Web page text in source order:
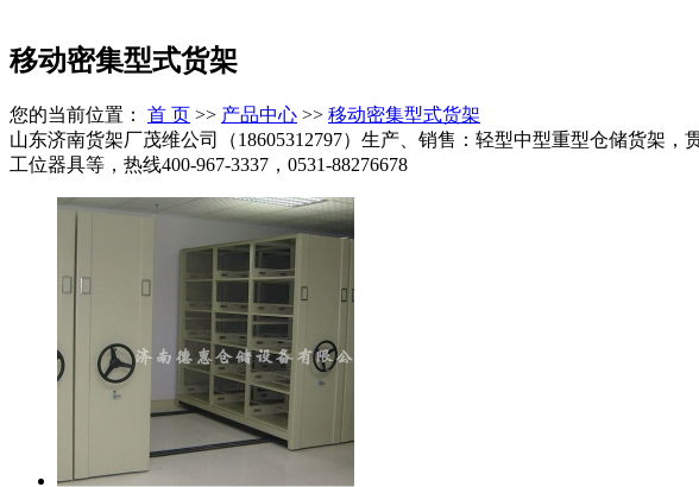
移动密集型式货架
您的当前位置： 首 页 >> 产品中心 >> 移动密集型式货架
山东济南货架厂茂维公司（18605312797）生产、销售：轻型中型重型仓储货架
工位器具等，热线400-967-3337，0531-88276678